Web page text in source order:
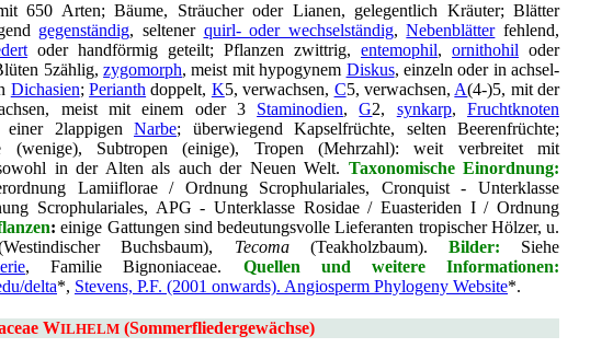
650 Arten; Bäume, Sträucher oder Lianen, gelegentlich Kräuter; Blätter
gegenständig, seltener quirl- oder wechselständig,Nebenblätterfehlend,
oder handförmig geteilt; Pflanzen zwittrig, entemophil, ornithohil oder
5zählig,zygomorph, meist mit hypogynem Diskus, einzeln oder in achsel-
Dichasien;Perianth doppelt, K5, verwachsen, C5, verwachsen, A(4-)5, mit der
meist mit einem oder 3 Staminodien,G2, synkarp,Fruchtknoten
2lappigen Narbe; überwiegend Kapselfrüchte, selten Beerenfrüchte;
(wenige), Subtropen (einige), Tropen (Mehrzahl): weit verbreitet mit
in der Alten als auch der Neuen Welt. Taxonomische Einordnung:
Lamiiflorae / Ordnung Scrophulariales, Cronquist - Unterklasse
Scrophulariales, APG - Unterklasse Rosidae / Euasteriden I / Ordnung
: einige Gattungen sind bedeutungsvolle Lieferanten tropischer Hölzer, u.
Buchsbaum), Tecoma(Teakholzbaum). Bilder: Siehe
, Familie Bignoniaceae. Quellen und weitere Informationen:
delta*, Stevens, P.F. (2001 onwards). Angiosperm Phylogeny Website*.
WILHELM (Sommerfliedergewächse)